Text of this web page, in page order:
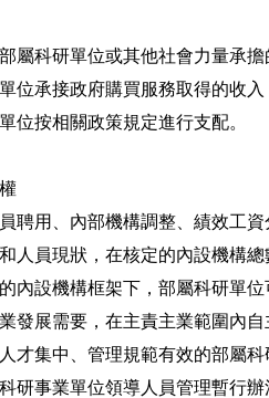
科研單位或其他社會力量承擔
位承接政府購買服務取得的收
位按相關政策規定進行支配。
用、內部機構調整、績效工資
人員現狀，在核定的內設機構
內設機構框架下，部屬科研單
發展需要，在主責主業範圍內
才集中、管理規範有效的部屬
研事業單位領導人員管理暫行辦